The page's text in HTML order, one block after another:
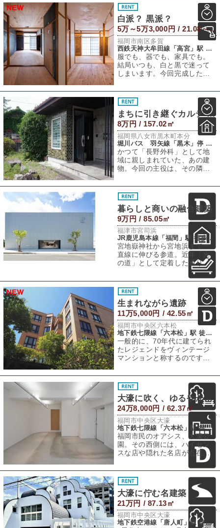
白派？ 黒派？
5万～5万3,000円 / 21.08～26.52㎡
福岡市南区多賀
西鉄天神大牟田線「高宮」駅 徒歩13分
服でも、器でも、家具でも。
結局いつも、白と黒で迷って
しまいます。今回完成した二
どっちにしようか
まちに引き継ぐカルテ 〜おとなり暮らしver〜
8万円 / 157.02㎡
福岡県八女市黒木町本分
堀川バス 羽矢線「黒木」停 徒歩2分
かつて「長野外科」として地
域に親しまれていた、あの建
物。今回の主役は、その隣に
です。診察室や手
暮らしと商いの融合建築
9万円 / 85.05㎡
福津市宮司浜
JR鹿児島本線「福間」駅 徒歩37分
宮地嶽神社から宮地浜まで一
直線に伸びる参道。近年「光
の道」として定着した通り沿
いにあり、海まで徒歩3分くら
いの場所に位置
生まれながら遺跡
11万5,000円 / 42.55㎡
福岡市中央区六本松
地下鉄七隈線「六本松」駅 徒歩10分
一般的に、70年代に建てられ
たレジェンドをヴィンテージ
マンションと称するのです
までにもネオ・レ
大濠に吹く、ゆるやかな新風
24万8,000円 / 62.37㎡
福岡市中央区大濠
地下鉄七隈線「六本松」駅 徒歩10分
福岡市民のオアシス、大濠公
園。その西側には、ハイセン
スな店や隠れた名店が点在
し、公園のそばらしいゆった
りとした空気が流れ
大濠に佇む名建築
21万円 / 87.13㎡
福岡市中央区大濠
地下鉄空港線「唐人町」駅 徒歩6分